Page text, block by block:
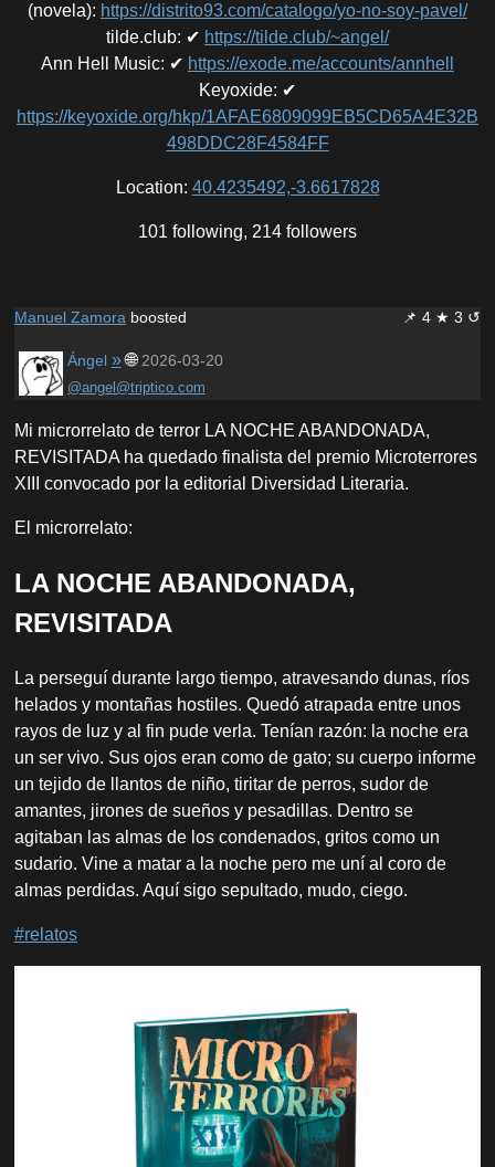
(novela): https://distrito93.com/catalogo/yo-no-soy-pavel/
tilde.club: ✔ https://tilde.club/~angel/
Ann Hell Music: ✔ https://exode.me/accounts/annhell
Keyoxide: ✔
https://keyoxide.org/hkp/1AFAE6809099EB5CD65A4E32B
498DDC28F4584FF
Location: 40.4235492,-3.6617828
101 following, 214 followers
📌4 ★ 3 ↺
Manuel Zamoraboosted
Ángel » 🌐 2026-03-20
@angel@triptico.com
Mi microrrelato de terror LA NOCHE ABANDONADA,
REVISITADA ha quedado finalista del premio Microterrores
XIII convocado por la editorial Diversidad Literaria.
El microrrelato:
LA NOCHE ABANDONADA,
REVISITADA
La perseguí durante largo tiempo, atravesando dunas, ríos
helados y montañas hostiles. Quedó atrapada entre unos
rayos de luz y al fin pude verla. Tenían razón: la noche era
un ser vivo. Sus ojos eran como de gato; su cuerpo informe
un tejido de llantos de niño, tiritar de perros, sudor de
amantes, jirones de sueños y pesadillas. Dentro se
agitaban las almas de los condenados, gritos como un
sudario. Vine a matar a la noche pero me uní al coro de
almas perdidas. Aquí sigo sepultado, mudo, ciego.
#relatos